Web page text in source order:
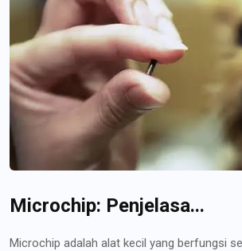
Microchip: Penjelasa...
Microchip adalah alat kecil yang berfungsi